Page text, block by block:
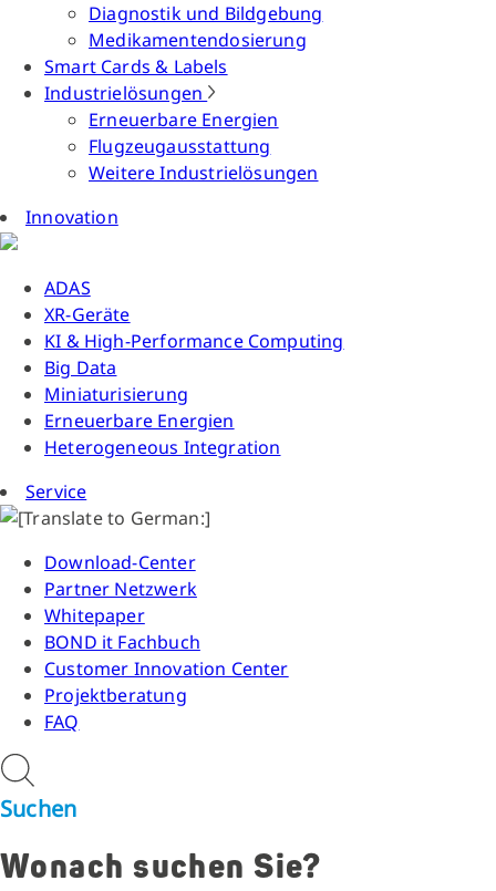
Diagnostik und Bildgebung
Medikamentendosierung
Smart Cards & Labels
Industrielösungen
Erneuerbare Energien
Flugzeugausstattung
Weitere Industrielösungen
Innovation
ADAS
XR-Geräte
KI & High-Performance Computing
Big Data
Miniaturisierung
Erneuerbare Energien
Heterogeneous Integration
Service
Download-Center
Partner Netzwerk
Whitepaper
BOND it Fachbuch
Customer Innovation Center
Projektberatung
FAQ
Suchen
Wonach suchen Sie?